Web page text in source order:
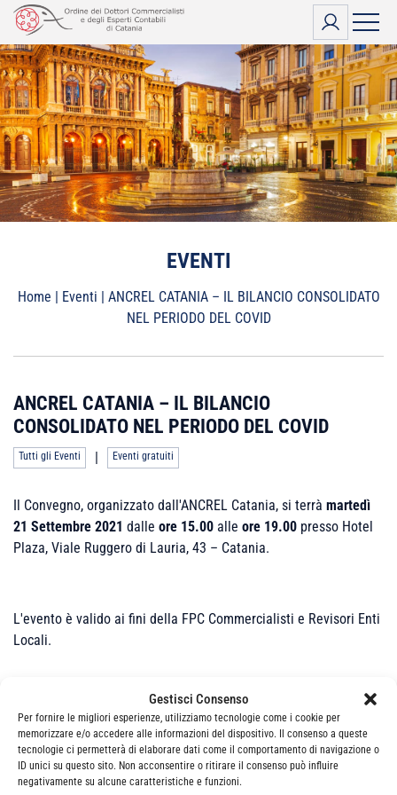
Gestisci Consenso
Per fornire le migliori esperienze, utilizziamo tecnologie come i cookie per
memorizzare e/o accedere alle informazioni del dispositivo. Il consenso a queste
tecnologie ci permetterà di elaborare dati come il comportamento di navigazione o
ID unici su questo sito. Non acconsentire o ritirare il consenso può influire
negativamente su alcune caratteristiche e funzioni.
Vai
contenuto
EVENTI
Home | Eventi | ANCREL CATANIA – IL BILANCIO CONSOLIDATO
NEL PERIODO DEL COVID
ANCREL CATANIA – IL BILANCIO
CONSOLIDATO NEL PERIODO DEL COVID
Tutti gli Eventi | Eventi gratuiti
Il Convegno, organizzato dall'ANCREL Catania, si terrà martedì
21 Settembre 2021 dalle ore 15.00 alle ore 19.00 presso Hotel
Plaza, Viale Ruggero di Lauria, 43 – Catania.
L'evento è valido ai fini della FPC Commercialisti e Revisori Enti
Locali.
Non sono presenti appuntamenti per questo
evento.